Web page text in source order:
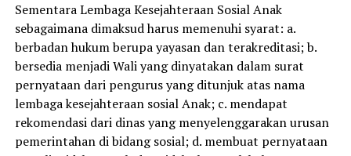
Sementara Lembaga Kesejahteraan Sosial Anak
sebagaimana dimaksud harus memenuhi syarat: a.
berbadan hukum berupa yayasan dan terakreditasi; b.
bersedia menjadi Wali yang dinyatakan dalam surat
pernyataan dari pengurus yang ditunjuk atas nama
lembaga kesejahteraan sosial Anak; c. mendapat
rekomendasi dari dinas yang menyelenggarakan urusan
pemerintahan di bidang sosial; d. membuat pernyataan